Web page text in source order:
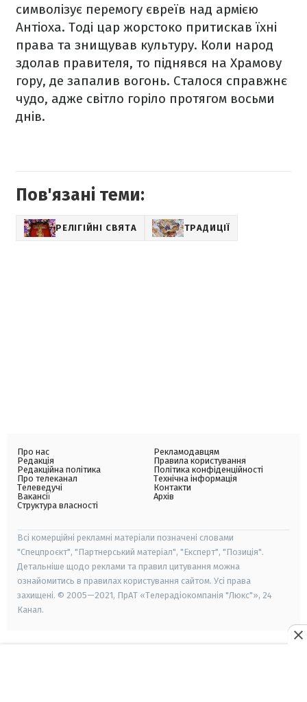
символізує перемогу євреїв над армією
Антіоха. Тоді цар жорстоко притискав їхні
права та знищував культуру. Коли народ
здолав правителя, то піднявся на Храмову
гору, де запалив вогонь. Сталося справжнє
чудо, адже світло горіло протягом восьми
днів.
Пов'язані теми:
РЕЛІГІЙНІ СВЯТА ТРАДИЦІЇ
Про нас
Редакція
Редакційна політика
Про телеканал
Телеведучі
Вакансії
Структура власності
Рекламодавцям
Правила користування
Політика конфіденційності
Технічна інформація
Контакти
Архів
Всі комерційні рекламні матеріали позначені словами
"Спецпроєкт", "Партнерський матеріал", "Експерт", "Позиція".
Детальніше щодо реклами та правил цитування можна
ознайомитись в правилах користування сайтом. Усі права
захищені. © 2005—2021, ПрАТ «Телерадіокомпанія "Люкс"», 24
Канал.